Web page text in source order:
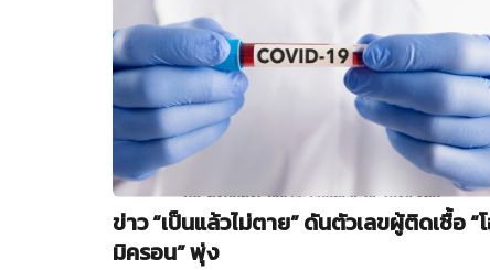
ข่าว “เป็นแล้วไม่ตาย” ดันตัวเลขผู้ติดเชื้อ “
มิครอน” พุ่ง